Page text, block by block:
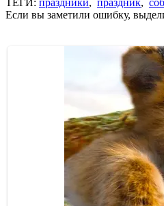
ТЕГИ: праздники, праздник,
Если вы заметили ошибку,